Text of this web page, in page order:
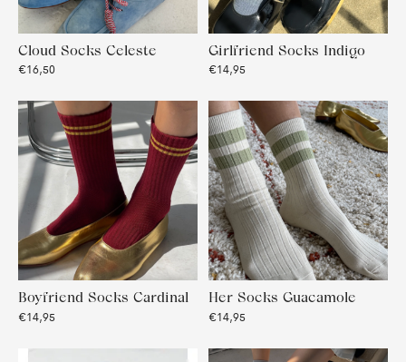
Cloud Socks Celeste
€16,50
Girlfriend Socks Indigo
€14,95
Boyfriend Socks Cardinal
€14,95
Her Socks Guacamole
€14,95